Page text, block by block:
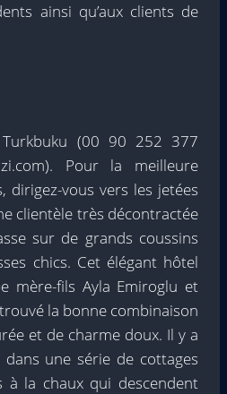
ainsi qu’aux clients de
Turkbuku (00 90 252 377
Pour la meilleure
dirigez-vous vers les jetées
clientèle très décontractée
sur de grands coussins
chics. Cet élégant hôtel
mère-fils Ayla Emiroglu et
la bonne combinaison
et de charme doux. Il y a
une série de cottages
à la chaux qui descendent